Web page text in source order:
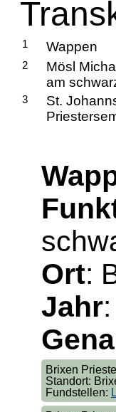
1 Wappen
2
Mösl
am
3
St.
Ort:
Jahr
Brixen
Standort:
Fundstellen: